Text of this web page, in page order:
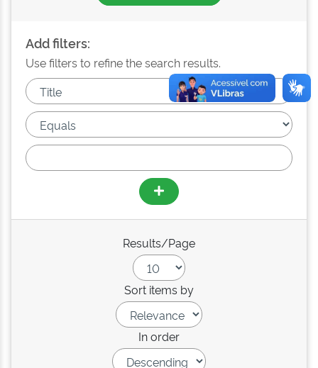
Add filters:
Use filters to refine the search results.
Results/Page
Sort items by
In order